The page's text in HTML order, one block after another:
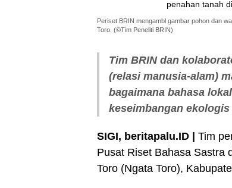
Periset BRIN mengambl gambar pohon dan
Toro. (©Tim Peneliti BRIN)
Tim BRIN dan
(relasi manusia-alam)
bagaimana bahasa
keseimbangan
SIGI, beritapalu.ID | Tim
Pusat Riset Bahasa Sastra
Toro (Ngata Toro),